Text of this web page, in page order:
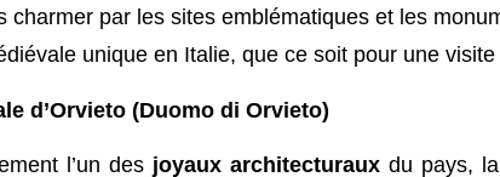
charmer par les sites emblématiques et les
unique en Italie, que ce soit pour une
d’Orvieto (Duomo di Orvieto)
l’un des joyaux architecturaux du pays,